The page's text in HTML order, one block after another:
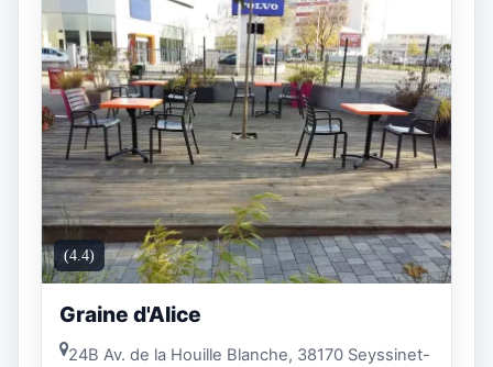
(4.4)
Graine d'Alice
24B Av. de la Houille Blanche, 38170 Seyssinet-